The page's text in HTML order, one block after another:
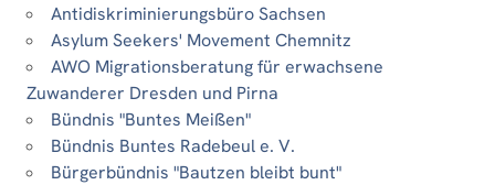
Antidiskriminierungsbüro Sachsen
Asylum Seekers' Movement Chemnitz
AWO Migrationsberatung für erwachsene
Zuwanderer Dresden und Pirna
Bündnis "Buntes Meißen"
Bündnis Buntes Radebeul e. V.
Bürgerbündnis "Bautzen bleibt bunt"